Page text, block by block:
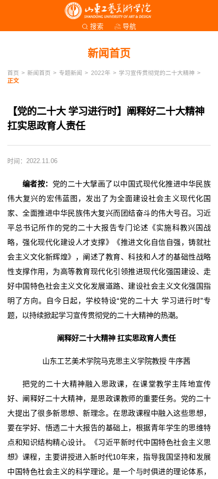
搜索 导航
新闻首页
首页 > 新闻首页 > 专题新闻 > 2022年 > 学习宣传贯彻党的二十大精神 >
正文
【党的二十大 学习进行时】阐释好二十大精神
扛实思政育人责任
时间：2022.11.06
编者按： 党的二十大擘画了以中国式现代化推进中华民族
伟大复兴的宏伟蓝图，发出了为全面建设社会主义现代化国
家、全面推进中华民族伟大复兴而团结奋斗的伟大号召。习近
平总书记所作的党的二十大报告专门论述《实施科教兴国战
略，强化现代化建设人才支撑》《推进文化自信自强，铸就社
会主义文化新辉煌》，阐述了教育、科技和人才的基础性战略
性支撑作用，为高等教育现代化引领推进现代化强国建设、走
好中国特色社会主义文化发展道路、建设社会主义文化强国指
明了方向。自今日起，学校特设“党的二十大 学习进行时”专
题，以持续掀起学习宣传贯彻党的二十大精神的热潮。
阐释好二十大精神 扛实思政育人责任
山东工艺美术学院马克思主义学院教授 牛序茜
把党的二十大精神融入思政课，在课堂教学主阵地宣传
好、阐释好二十大精神，是思政课教师的重要任务。党的二十
大提出了很多新思想、新理念。在思政课程中融入这些思想，
要在学好、悟透二十大报告的基础上，根据青年学生的思维特
点和知识结构精心设计。《习近平新时代中国特色社会主义思
想》课程，主要讲授进入新时代10年来，指导我国坚持和发展
中国特色社会主义的科学理论。是一个与时俱进的理论体系，